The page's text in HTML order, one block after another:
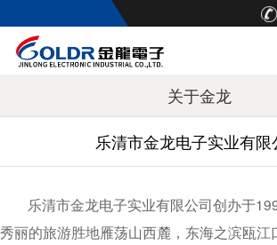
关于金龙
乐清市金龙电子实业有限
乐清市金龙电子实业有限公司创办于
秀丽的旅游胜地雁荡山西麓，东海之滨瓯江